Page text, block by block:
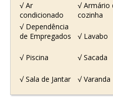
√ Ar
condicionado
√ Armário
cozinha
√ Dependência
de Empregados
√ Lavabo
√ Piscina √ Sacada
√ Sala de Jantar √ Varanda